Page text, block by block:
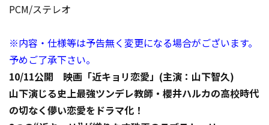
PCM/ステレオ
※内容・仕様等は予告無く変更になる場合がございます。
予めご了承下さい。
10/11公開 映画「近キョリ恋愛」(主演：山下智久)
山下演じる史上最強ツンデレ教師・櫻井ハルカの高校時代
の切なく儚い恋愛をドラマ化！